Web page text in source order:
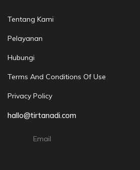
Tentang Kami
Pelayanan
Hubungi
Terms And Conditions Of Use
Privacy Policy
hallo@tirtanadi.com
Email